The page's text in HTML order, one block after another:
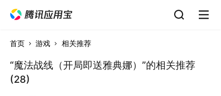
首页 游戏 相关推荐
“魔法战线（开局即送雅典娜）”的相关推荐
(28)